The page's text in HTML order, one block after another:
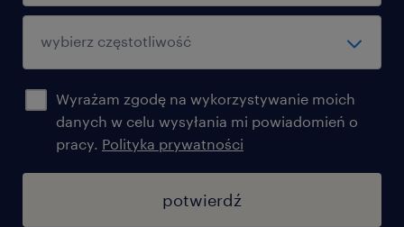
Wyrażam zgodę na wykorzystywanie moich
danych w celu wysyłania mi powiadomień o
pracy. Polityka prywatności
potwierdź